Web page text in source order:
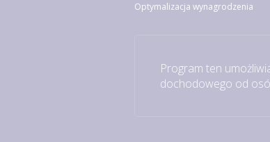
Optymalizacja wynagrodzenia
Program ten
dochodowego od